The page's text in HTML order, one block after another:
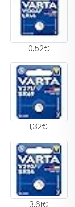
0,52€
1,32€
3,61€